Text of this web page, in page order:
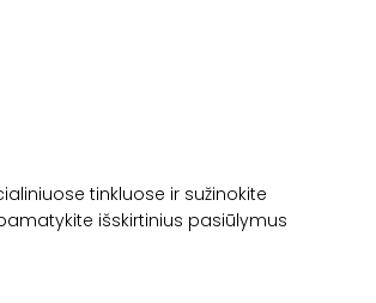
tinkluose ir sužinokite
išskirtinius pasiūlymus